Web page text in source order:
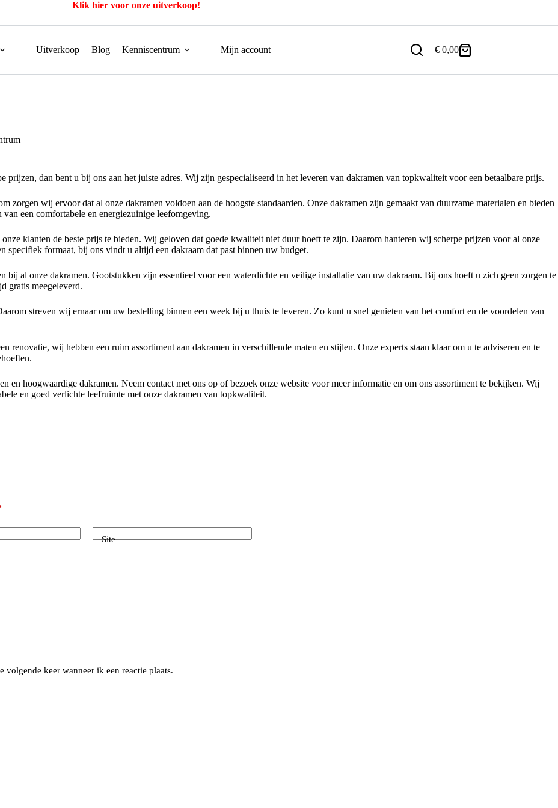
Klik hier voor onze uitverkoop!
Uitverkoop Blog Kenniscentrum Mijn account Winkelwagen
€ 0,00
prijzen, dan bent u bij ons aan het juiste adres. Wij zijn gespecialiseerd in het leveren van dakramen van topkwaliteit voor een betaalbare prijs.
zorgen wij ervoor dat al onze dakramen voldoen aan de hoogste standaarden. Onze dakramen zijn gemaakt van duurzame materialen en bieden
een comfortabele en energiezuinige leefomgeving.
klanten de beste prijs te bieden. Wij geloven dat goede kwaliteit niet duur hoeft te zijn. Daarom hanteren wij scherpe prijzen voor al onze
specifiek formaat, bij ons vindt u altijd een dakraam dat past binnen uw budget.
al onze dakramen. Gootstukken zijn essentieel voor een waterdichte en veilige installatie van uw dakraam. Bij ons hoeft u zich geen zorgen te
gratis meegeleverd.
streven wij ernaar om uw bestelling binnen een week bij u thuis te leveren. Zo kunt u snel genieten van het comfort en de voordelen van
renovatie, wij hebben een ruim assortiment aan dakramen in verschillende maten en stijlen. Onze experts staan klaar om u te adviseren en te
en hoogwaardige dakramen. Neem contact met ons op of bezoek onze website voor meer informatie en om ons assortiment te bekijken. Wij
en goed verlichte leefruimte met onze dakramen van topkwaliteit.
Site
volgende keer wanneer ik een reactie plaats.